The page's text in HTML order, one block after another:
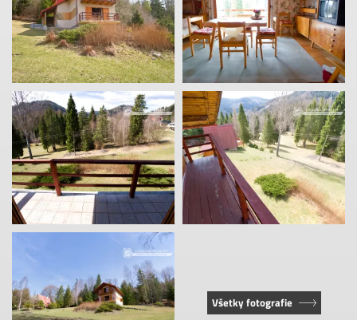
Všetky fotografie